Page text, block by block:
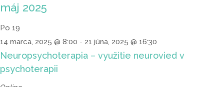
máj 2025
Po 19
14 marca, 2025 @ 8:00 - 21 júna, 2025 @ 16:30
Neuropsychoterapia – využitie neurovied v
psychoterapii